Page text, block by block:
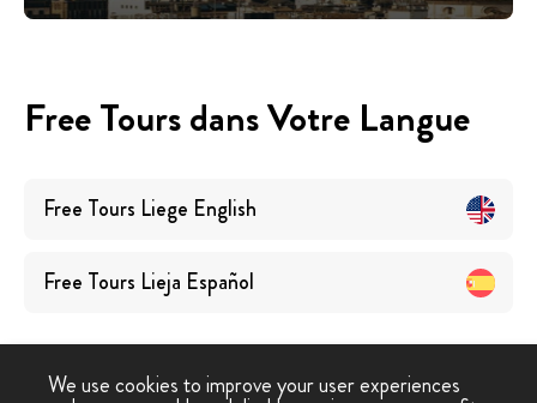
Free Tours dans Votre Langue
Free Tours Liege English
Free Tours Lieja Español
We use cookies to improve your user experiences